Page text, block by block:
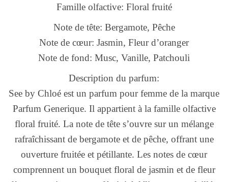
Famille olfactive: Floral fruité
Note de tête: Bergamote, Pêche
Note de cœur: Jasmin, Fleur d’oranger
Note de fond: Musc, Vanille, Patchouli
Description du parfum:
See by Chloé est un parfum pour femme de la marque
Parfum Generique. Il appartient à la famille olfactive
floral fruité. La note de tête s’ouvre sur un mélange
rafraîchissant de bergamote et de pêche, offrant une
ouverture fruitée et pétillante. Les notes de cœur
comprennent un bouquet floral de jasmin et de fleur